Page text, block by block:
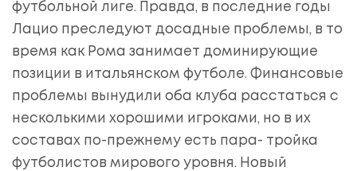
футбольной лиге. Правда, в последние годы
Лацио преследуют досадные проблемы, в то
время как Рома занимает доминирующие
позиции в итальянском футболе. Финансовые
проблемы вынудили оба клуба расстаться с
несколькими хорошими игроками, но в их
составах по-прежнему есть пара- тройка
футболистов мирового уровня. Новый